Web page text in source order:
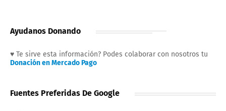
Ayudanos Donando
♥ Te sirve esta información? Podes colaborar con nosotros tu
Donación en Mercado Pago
Fuentes Preferidas De Google